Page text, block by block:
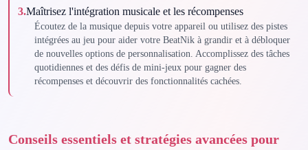
3.Maîtrisez l'intégration musicale et les récompenses
Écoutez de la musique depuis votre appareil ou utilisez des pistes
intégrées au jeu pour aider votre BeatNik à grandir et à débloquer
de nouvelles options de personnalisation. Accomplissez des tâches
quotidiennes et des défis de mini-jeux pour gagner des
récompenses et découvrir des fonctionnalités cachées.
Conseils essentiels et stratégies avancées pour